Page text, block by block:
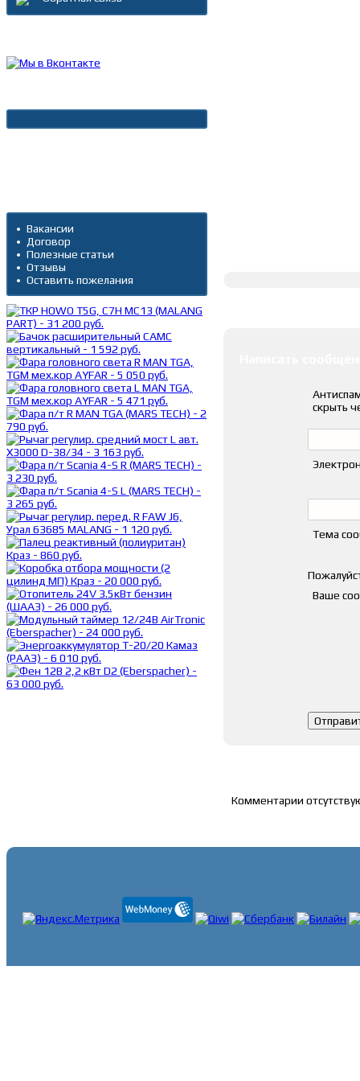
скрыть
Тема
Ваше
Комментарии
Вакансии
Договор
Полезные статьи
Отзывы
Оставить пожелания